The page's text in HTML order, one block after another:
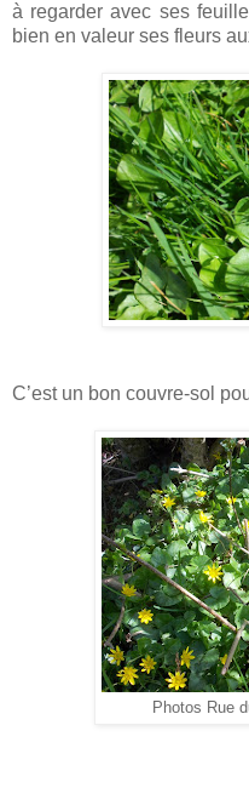
à regarder avec ses
bien en valeur ses fleurs
C’est un bon couvre-sol
Photos Rue